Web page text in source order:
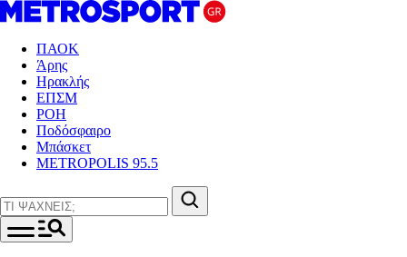
ΠΑΟΚ
Άρης
Ηρακλής
ΕΠΣΜ
ΡΟΗ
Ποδόσφαιρο
Μπάσκετ
METROPOLIS 95.5